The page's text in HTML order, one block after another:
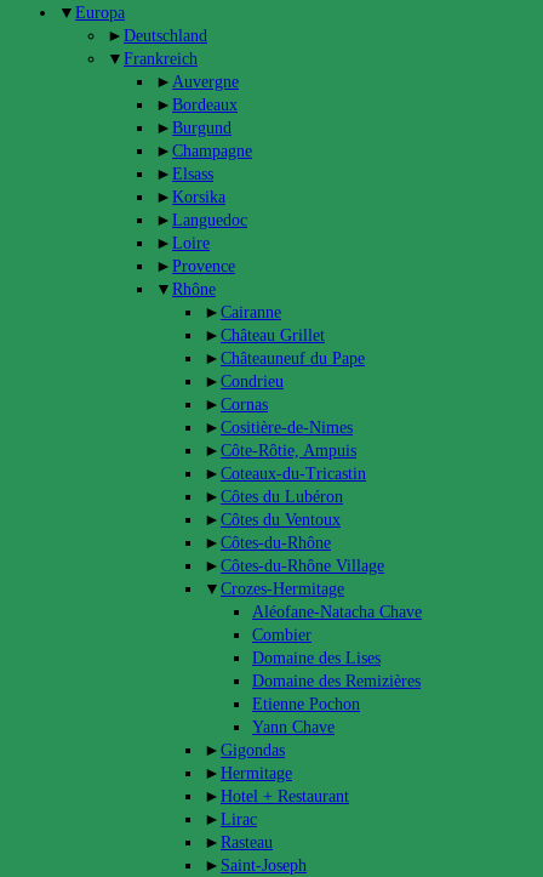
▼ Europa
► Deutschland
▼ Frankreich
► Auvergne
► Bordeaux
► Burgund
► Champagne
► Elsass
► Korsika
► Languedoc
► Loire
► Provence
▼ Rhône
► Cairanne
► Château Grillet
► Châteauneuf du Pape
► Condrieu
► Cornas
► Cositière-de-Nimes
► Côte-Rôtie, Ampuis
► Coteaux-du-Tricastin
► Côtes du Lubéron
► Côtes du Ventoux
► Côtes-du-Rhône
► Côtes-du-Rhône Village
▼ Crozes-Hermitage
Aléofane-Natacha Chave
Combier
Domaine des Lises
Domaine des Remizières
Etienne Pochon
Yann Chave
► Gigondas
► Hermitage
► Hotel + Restaurant
► Lirac
► Rasteau
► Saint-Joseph